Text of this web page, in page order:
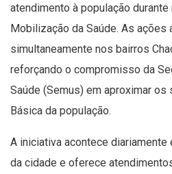
atendimento à população
Mobilização da Saúde. As ações
simultaneamente nos bairros
reforçando o compromisso da
Saúde (Semus) em aproximar os
Básica da população.
A iniciativa acontece
da cidade e oferece